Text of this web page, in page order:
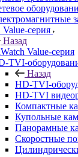
серия
Назад
Value-серия
TVI-
Назад
HD-TVI-
HD-TVI
Компактные
Купольные
Панорамные
Скоростные